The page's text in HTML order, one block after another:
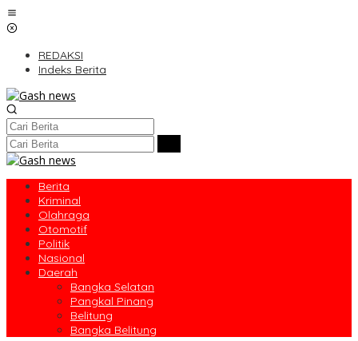
Lewati
ke
REDAKSI
Indeks Berita
Berita
Kriminal
Olahraga
Otomotif
Politik
Nasional
Daerah
Bangka Selatan
Pangkal Pinang
Belitung
Bangka Belitung